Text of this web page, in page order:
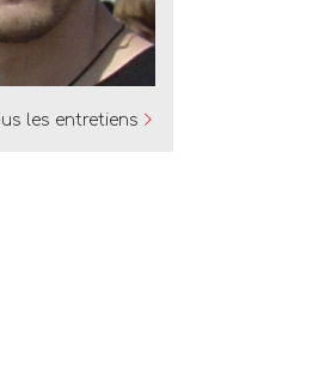
les entretiens